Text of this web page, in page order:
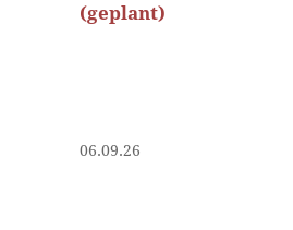
(geplant)
06.09.26